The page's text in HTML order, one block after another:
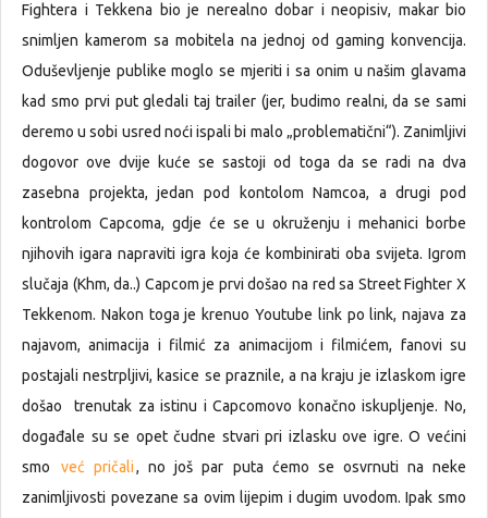
Fightera i Tekkena bio je nerealno dobar i neopisiv, makar bio
snimljen kamerom sa mobitela na jednoj od gaming konvencija.
Oduševljenje publike moglo se mjeriti i sa onim u našim glavama
kad smo prvi put gledali taj trailer (jer, budimo realni, da se sami
deremo u sobi usred noći ispali bi malo „problematični“). Zanimljivi
dogovor ove dvije kuće se sastoji od toga da se radi na dva
zasebna projekta, jedan pod kontolom Namcoa, a drugi pod
kontrolom Capcoma, gdje će se u okruženju i mehanici borbe
njihovih igara napraviti igra koja će kombinirati oba svijeta. Igrom
slučaja (Khm, da..) Capcom je prvi došao na red sa Street Fighter X
Tekkenom. Nakon toga je krenuo Youtube link po link, najava za
najavom, animacija i filmić za animacijom i filmićem, fanovi su
postajali nestrpljivi, kasice se praznile, a na kraju je izlaskom igre
došao trenutak za istinu i Capcomovo konačno iskupljenje. No,
događale su se opet čudne stvari pri izlasku ove igre. O većini
smo
već pričali, no još par puta ćemo se osvrnuti na neke
zanimljivosti povezane sa ovim lijepim i dugim uvodom. Ipak smo